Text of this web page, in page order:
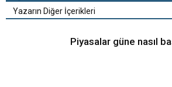
Yazarın Diğer İçerikleri
Piyasalar güne nasıl